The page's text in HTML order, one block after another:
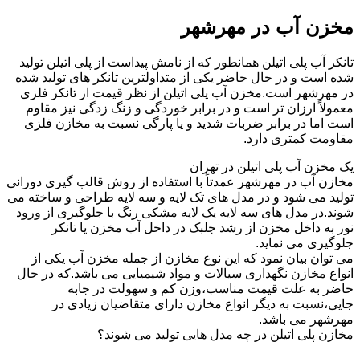
مخزن آب در مهرشهر
تانکر آب پلی اتیلن همانطور که از نامش پیداست از پلی اتیلن تولید
شده است و در حال حاضر یکی از متداولترین تانکر های تولید شده
در مهرشهر است.مخزن آب پلی اتیلن از نظر قیمت از تانکر فلزی
معمولاً ارزان تر است و در برابر خوردگی و زنگ زدگی نیز مقاوم
است اما در برابر ضربات شدید و یا پارگی نسبت به مخازن فلزی
مقاومت کمتری دارد.
یک مخزن آب پلی اتیلن در تهران
مخازن آب در مهرشهر عمدتاً با استفاده از روش قالب گیری دورانی
تولید می شود و در مدل های تک لایه و سه لایه طراحی و ساخته می
شوند.در مدل های سه لایه یک لایه مشکی رنگ با جلوگیری از ورود
نور به داخل مخزن از رشد جلبک در داخل آب مخزن یا تانکر
جلوگیری می نماید.
می توان بیان نمود که این نوع مخازن از جمله مخزن آب یکی از
انواع مخازن نگهداری سیالات و مواد شیمیایی می باشد.که در حال
حاضر به علت قیمت مناسب،وزن کم و سهولت در جابه
جایی،نسبت به دیگر انواع مخازن دارای متقاضیان زیادی در
مهرشهر می باشد.
مخازن پلی اتیلن در چه مدل هایی تولید می شوند؟